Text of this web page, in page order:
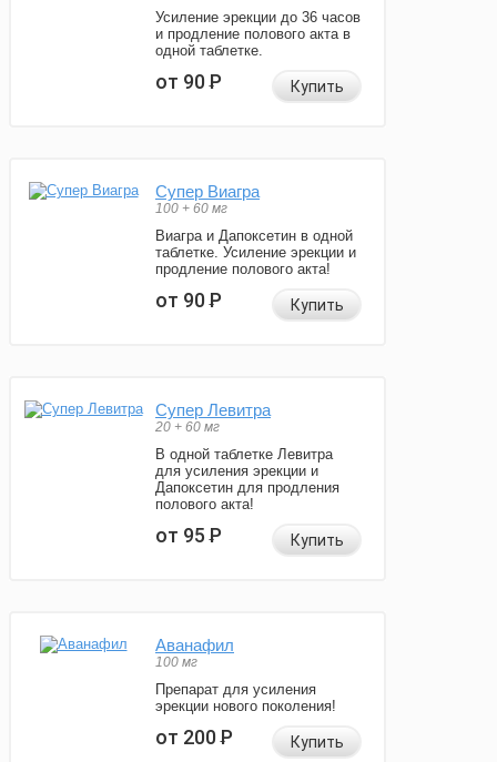
Усиление эрекции до 36 часов
и продление полового акта в
одной таблетке.
от 90Р Купить
Супер Виагра
100 + 60 мг
Виагра и Дапоксетин в одной
таблетке. Усиление эрекции и
продление полового акта!
от 90Р Купить
Супер Левитра
20 + 60 мг
В одной таблетке Левитра
для усиления эрекции и
Дапоксетин для продления
полового акта!
от 95Р Купить
Аванафил
100 мг
Препарат для усиления
эрекции нового поколения!
от 200Р Купить